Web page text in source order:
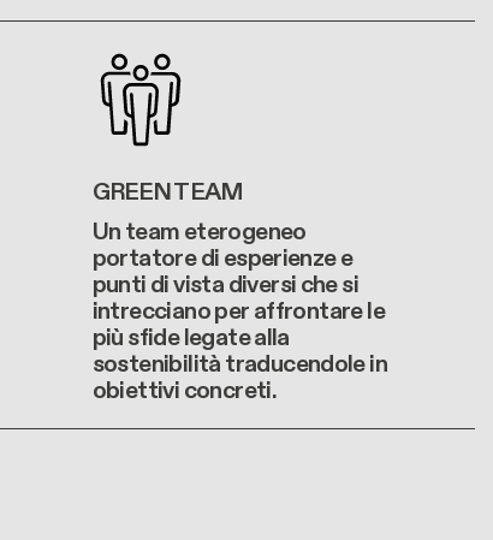
GREEN TEAM
Un team eterogeneo
portatore di esperienze e
punti di vista diversi che si
intrecciano per affrontare le
più sfide legate alla
sostenibilità traducendole in
obiettivi concreti.